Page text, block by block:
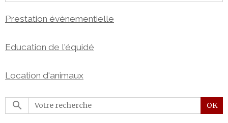
Prestation évènementielle
Education de l'équidé
Location d'animaux
OK